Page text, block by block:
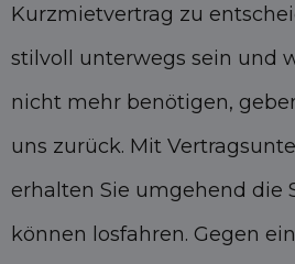
Kurzmietvertrag zu
stilvoll unterwegs sein und
nicht mehr benötigen,
uns zurück. Mit
erhalten Sie umgehend die
können losfahren. Gegen